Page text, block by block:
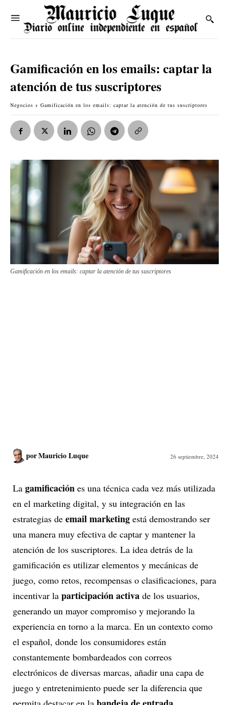
Gamificación en los emails: captar la
atención de tus suscriptores
Negocios Gamificación en los emails: captar la atención de tus suscriptores
Gamificación en los emails: captar la atención de tus suscriptores
porMauricio Luque 26 septiembre, 2024
La gamificación es una técnica cada vez más utilizada
en el marketing digital, y su integración en las
estrategias de email marketing está demostrando ser
una manera muy efectiva de captar y mantener la
atención de los suscriptores. La idea detrás de la
gamificación es utilizar elementos y mecánicas de
juego, como retos, recompensas o clasificaciones, para
incentivar la participación activa de los usuarios,
generando un mayor compromiso y mejorando la
experiencia en torno a la marca. En un contexto como
el español, donde los consumidores están
constantemente bombardeados con correos
electrónicos de diversas marcas, añadir una capa de
juego y entretenimiento puede ser la diferencia que